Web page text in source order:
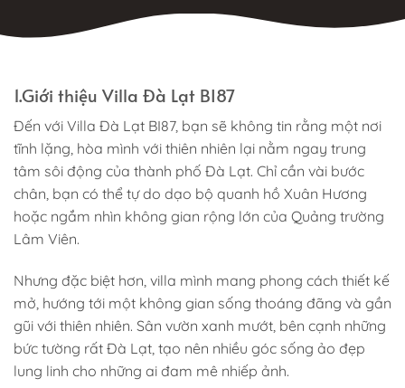
1.Giới thiệu Villa Đà Lạt BI87
Đến với Villa Đà Lạt BI87, bạn sẽ không tin rằng một nơi
tĩnh lặng, hòa mình với thiên nhiên lại nằm ngay trung
tâm sôi động của thành phố Đà Lạt. Chỉ cần vài bước
chân, bạn có thể tự do dạo bộ quanh hồ Xuân Hương
hoặc ngắm nhìn không gian rộng lớn của Quảng trường
Lâm Viên.
Nhưng đặc biệt hơn, villa mình mang phong cách thiết kế
mở, hướng tới một không gian sống thoáng đãng và gần
gũi với thiên nhiên. Sân vườn xanh mướt, bên cạnh những
bức tường rất Đà Lạt, tạo nên nhiều góc sống ảo đẹp
lung linh cho những ai đam mê nhiếp ảnh.